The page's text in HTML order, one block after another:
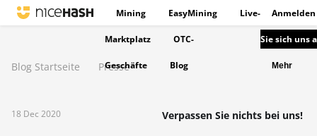
Mining EasyMining Live-
Marktplatz OTC-
Geschäfte Blog
Anmelden
Sie sich uns
Mehr
Blog Startseite Presse
18 Dec 2020 Verpassen Sie nichts bei uns!